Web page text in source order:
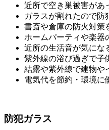
近所で空き巣被害があ
ガラスが割れたので防
書斎や倉庫の防火対策
ホームパーティや楽器
近所の生活音が気にな
紫外線の浴び過ぎで子
結露や紫外線で建物や
電気代を節約・環境に
防犯ガラス